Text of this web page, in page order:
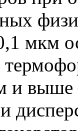
мкм
и выше